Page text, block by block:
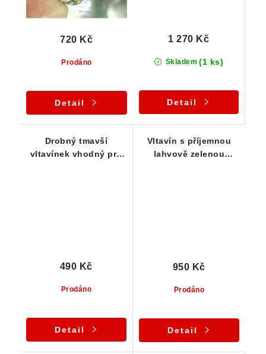
Prodáno
720 Kč
Detail
Skladem (1 ks)
1 270 Kč
Detail
Drobný tmavší
vltavínek vhodný pro
Prodáno
490 Kč
Detail
Vltavín s příjemnou
lahvově zelenou
Prodáno
950 Kč
Detail